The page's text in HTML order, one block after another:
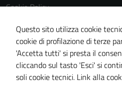
Cookie Policy
Dichiarazione di accessibilità
Piano di miglioramento del sito
Statistiche sito web
Questo sito utilizza cookie
cookie di profilazione di terze
'Accetta tutti' si presta il
cliccando sul tasto 'Esci' si
soli cookie tecnici. Link alla